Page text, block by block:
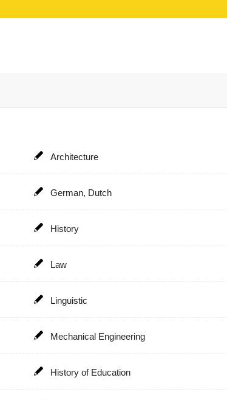
Architecture
German, Dutch
History
Law
Linguistic
Mechanical Engineering
History of Education